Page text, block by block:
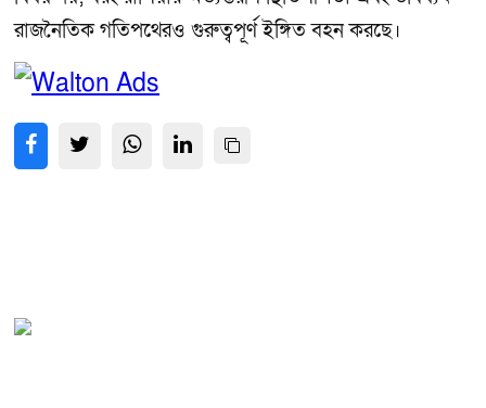
রাজনৈতিক গতিপথেরও গুরুত্বপূর্ণ ইঙ্গিত বহন করছে।